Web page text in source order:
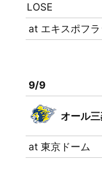
LOSE
at エキスポフ
9/9
オール
at 東京ドーム